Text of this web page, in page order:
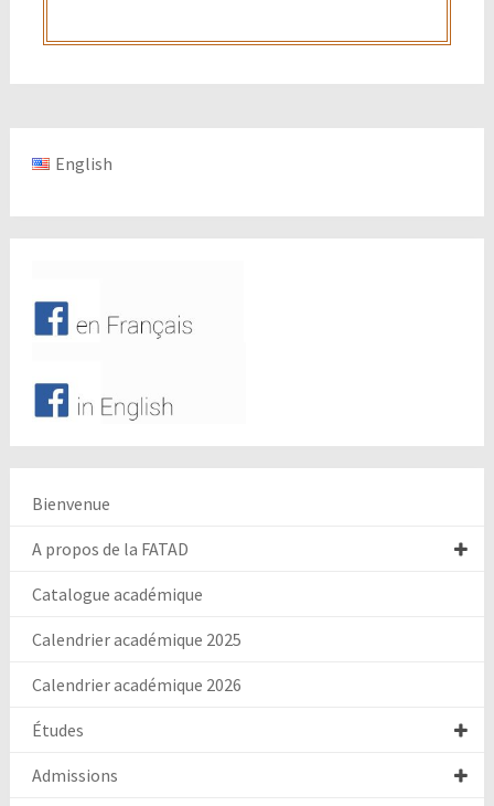
English
Bienvenue
A propos de la FATAD
Catalogue académique
Calendrier académique 2025
Calendrier académique 2026
Études
Admissions